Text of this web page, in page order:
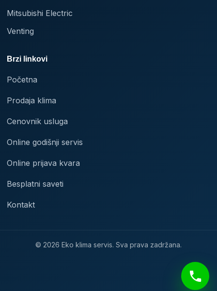
Mitsubishi Electric
Venting
Brzi linkovi
Početna
Prodaja klima
Cenovnik usluga
Online godišnji servis
Online prijava kvara
Besplatni saveti
Kontakt
© 2026 Eko klima servis. Sva prava zadržana.